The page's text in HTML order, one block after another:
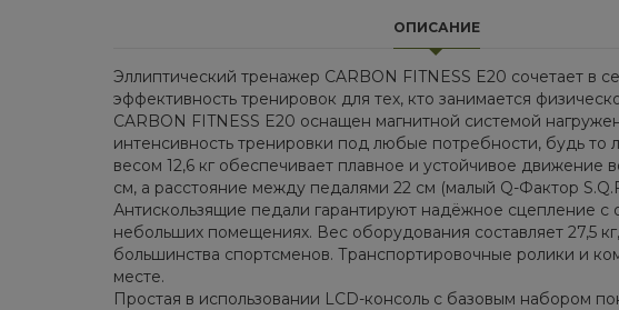
ОПИСАНИЕ
Эллиптический тренажер CARBON FITNESS E20 сочетает в
эффективность тренировок для тех, кто занимается
CARBON FITNESS E20 оснащен магнитной системой
интенсивность тренировки под любые потребности, будь
весом 12,6 кг обеспечивает плавное и устойчивое движение
см, а расстояние между педалями 22 см (малый Q-Фактор
Антискользящие педали гарантируют надёжное сцепление с
небольших помещениях. Вес оборудования составляет 27,5
большинства спортсменов. Транспортировочные ролики и
месте.
Простая в использовании LCD-консоль с базовым набором